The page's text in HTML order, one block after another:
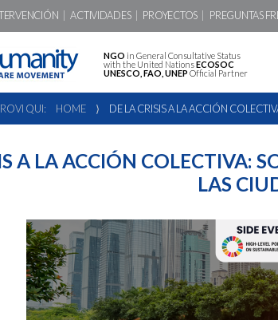
ACTIVIDADES PROYECTOS PREGUNTAS
NGO in General Consultative Status
with the United NationsECOSOC
UNESCO, FAO, UNEP Official Partner
QUI: HOME ⟩ DE LA CRISIS A LA ACCIÓN
A LA ACCIÓN COLECTIVA:
LAS